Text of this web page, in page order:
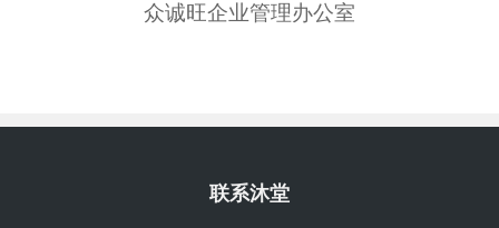
众诚旺企业管理办公室
联系沐堂